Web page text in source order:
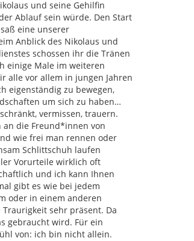
und seine Gehilfin
Ablauf sein würde. Den Start
eine unserer
Anblick des Nikolaus und
schossen ihr die Tränen
einige Male im weiteren
alle vor allem in jungen Jahren
eigenständig zu bewegen,
um sich zu haben…
vermissen, trauern.
an die Freund*innen von
wie frei man rennen oder
Schlittschuh laufen
Vorurteile wirklich oft
und ich kann Ihnen
gibt es wie bei jedem
oder in einem anderen
sehr präsent. Da
gebraucht wird. Für ein
von: ich bin nicht allein.